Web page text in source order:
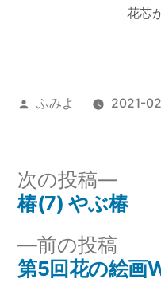
花芯
投
ふみよ 2021-
投
稿
ナ
前の投稿
の
第5回花の絵画
次の投稿
次
の
椿(7) やぶ椿